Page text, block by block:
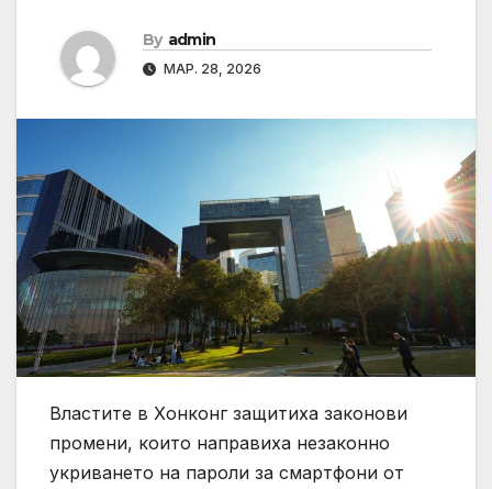
By admin
МАР. 28, 2026
Властите в Хонконг защитиха законови
промени, които направиха незаконно
укриването на пароли за смартфони от